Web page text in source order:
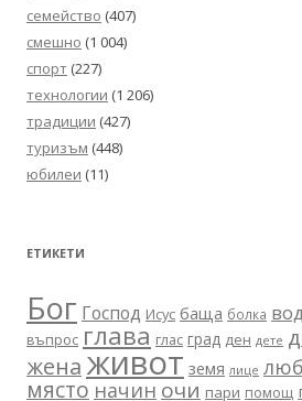
семейство (407)
смешно (1 004)
спорт (227)
технологии (1 206)
традиции (427)
туризъм (448)
юбилеи (11)
ЕТИКЕТИ
Бог Господ Исус баща болка
въпрос глава глас град ден дете
женаживот земя лице
място начин очи пари помощ